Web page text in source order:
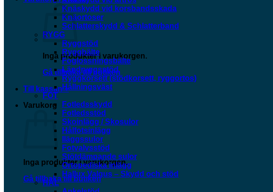
Inga produkter i varukorgen.
Gå tillbaka till butiken
Till kassan +
Varukorg
Inga produkter i varukorgen.
Gå tillbaka till butiken
Knäskydd vid korsbandsskada
Knäortoser
Schlatterskydd & Schlatterband
RYGG
Ryggstöd
Ryggbälte
Foglossningsbälte
Ländryggsstöd
Ryggkorsett (stödkorsett, ryggortos)
Hållningsväst
FOT
Fotledsskydd
Fotledsstöd
Skoinlägg / Skosulor
Hålfotsinlägg
Iläggssulor
Fotvalvsstöd
Stötdämpande sulor
Ortopediska inlägg
Hallux Valgus – Skydd och stöd
HÄL